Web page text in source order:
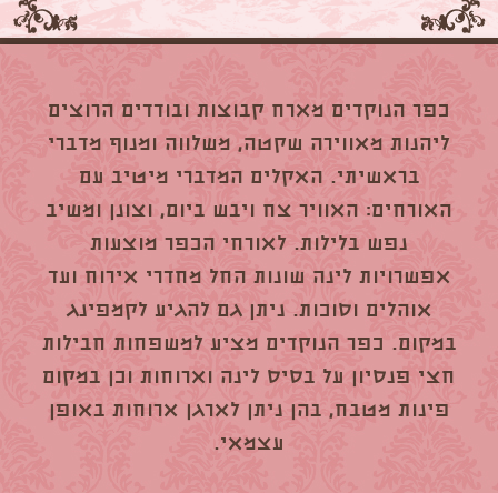
כפר הנוקדים מארח קבוצות ובודדים הרוצים
ליהנות מאווירה שקטה, משלווה ומנוף מדברי
בראשיתי. האקלים המדברי מיטיב עם
האורחים: האוויר צח ויבש ביום, וצונן ומשיב
נפש בלילות. לאורחי הכפר מוצעות
אפשרויות לינה שונות החל מחדרי אירוח ועד
אוהלים וסוכות. ניתן גם להגיע לקמפינג
במקום. כפר הנוקדים מציע למשפחות חבילות
חצי פנסיון על בסיס לינה וארוחות וכן במקום
פינות מטבח, בהן ניתן לארגן ארוחות באופן
עצמאי.